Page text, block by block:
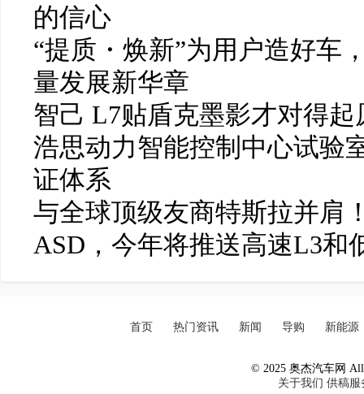
的信心
“提质・焕新”为用户造好车
量发展新华章
智己 L7贴盾克墨影才对得起
浩思动力智能控制中心试验
证体系
与全球顶级友商特斯拉并肩
ASD，今年将推送高速L3和
首页 热门资讯 新闻 导购 新能源
© 2025 奥杰汽车网 All
关于我们 供稿服